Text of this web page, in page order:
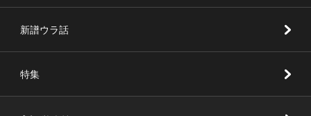
新譜ウラ話
特集